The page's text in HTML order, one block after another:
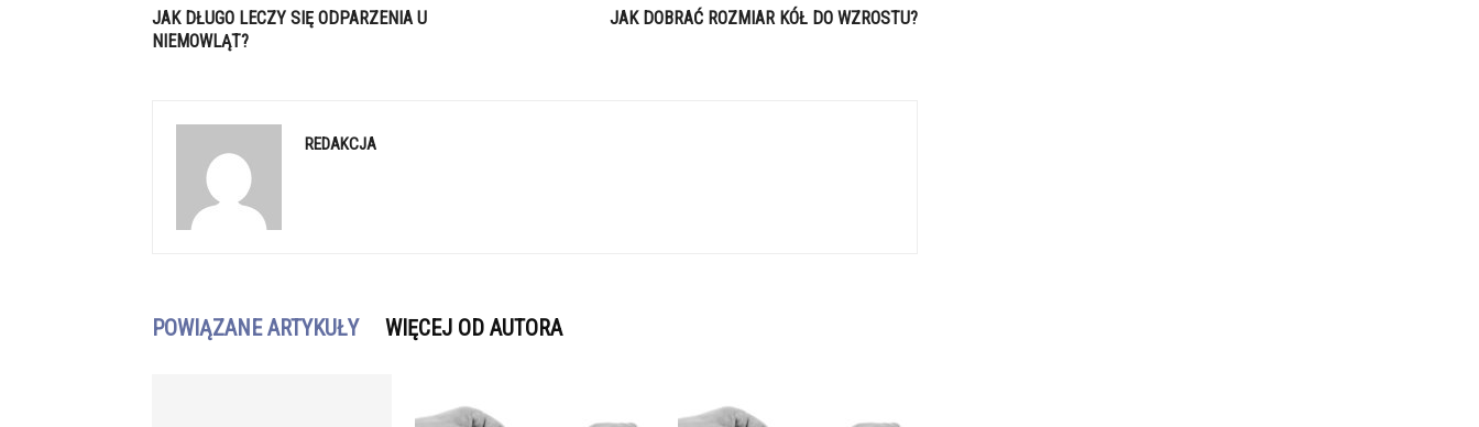
JAK DŁUGO LECZY SIĘ ODPARZENIA U
NIEMOWLĄT?
JAK DOBRAĆ ROZMIAR KÓŁ DO WZROSTU?
REDAKCJA
POWIĄZANE ARTYKUŁY WIĘCEJ OD AUTORA